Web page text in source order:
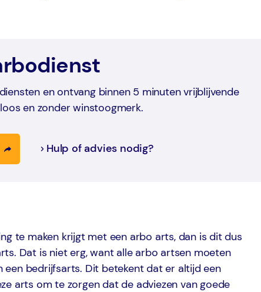
en ontvang binnen 5 minuten vrijblijvende
en zonder winstoogmerk.
Hulp of advies nodig?
te maken krijgt met een arbo arts, dan is dit dus
Dat is niet erg, want alle arbo artsen moeten
een bedrijfsarts. Dit betekent dat er altijd een
arts om te zorgen dat de adviezen van goede